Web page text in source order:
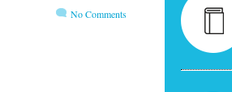
No Comments